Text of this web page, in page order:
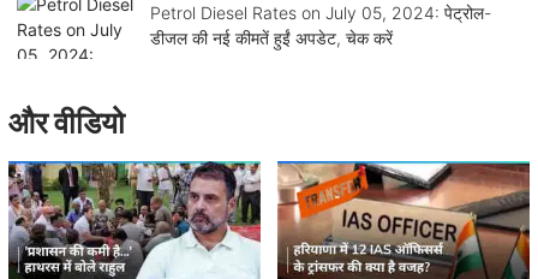
Petrol Diesel Rates on July 05, 2024: पेट्रोल-
डीजल की नई कीमतें हुईं अपडेट, चेक करें
और वीडियो